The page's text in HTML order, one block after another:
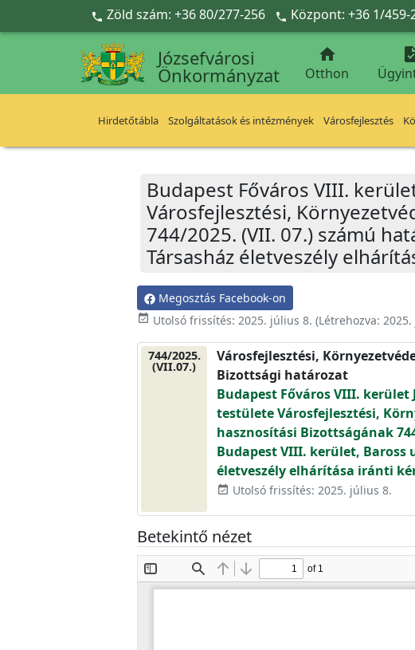
Ugrás a fő tartalomra
 Zöld szám: +36 80/277-256  Központ: +36 1/459-
Józsefvárosi
Önkormányzat

Otthon
Hirdetőtábla Szolgáltatások és intézmények Városfejlesztés
Budapest Főváros VIII.
Városfejlesztési,
744/2025. (VII. 07.) számú
Társasház életveszély
Megosztás Facebook-on
event_available Utolsó frissítés: 2025. július 8. (Létrehozva:
744/2025.
(VII.07.)
Városfejlesztési,
Bizottsági határozat
Budapest Főváros VIII.
testülete Városfejlesztési,
hasznosítási Bizottságának
Budapest VIII. kerület, Baross
életveszély elhárítása iránti
event_available Utolsó frissítés: 2025. július 8.
Betekintő nézet